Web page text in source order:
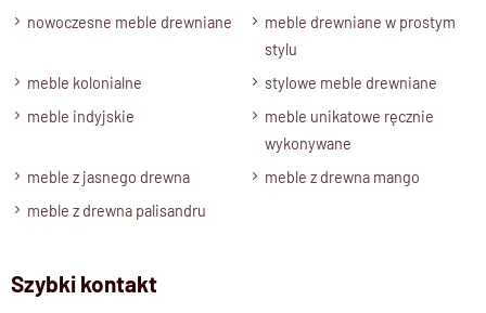
aranżacji.
Dostępne w czterech
wybarwieniach
nowoczesne meble drewniane
meble drewniane w prostym
stylu
meble kolonialne
stylowe meble drewniane
meble indyjskie
meble unikatowe ręcznie
wykonywane
meble z jasnego drewna
meble z drewna mango
meble z drewna palisandru
Szybki kontakt